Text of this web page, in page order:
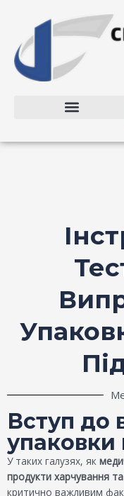
вмісту
Вступ до
упаковки
У таких галузях, як
продукти харчування
критично важливим